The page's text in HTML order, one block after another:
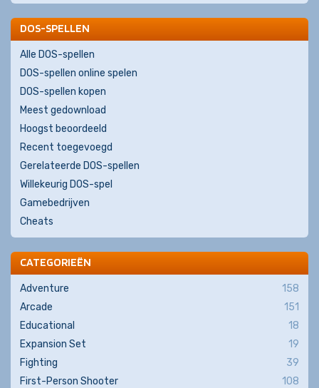
DOS-SPELLEN
Alle DOS-spellen
DOS-spellen online spelen
DOS-spellen kopen
Meest gedownload
Hoogst beoordeeld
Recent toegevoegd
Gerelateerde DOS-spellen
Willekeurig DOS-spel
Gamebedrijven
Cheats
CATEGORIEËN
Adventure
158
Arcade
151
Educational
18
Expansion Set
19
Fighting
39
First-Person Shooter
108